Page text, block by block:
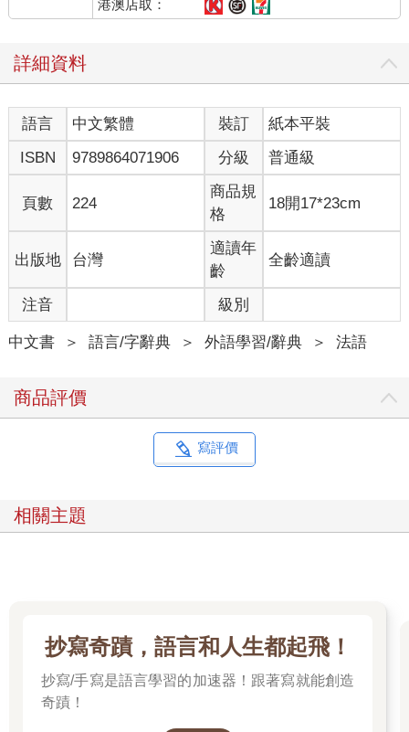
港澳店取：
詳細資料
語言 中文繁體 裝訂
紙本平裝
ISBN
9789864071906 分級 普通級
頁數 224
商品規
格
18開17*23cm
出版地 台灣
適讀年
齡
全齡適讀
注音 級別
中文書 ＞ 語言/字辭典 ＞ 外語學習/辭典 ＞ 法語
商品評價
寫評價
相關主題
抄寫奇蹟，語言和人生都起飛！
抄寫/手寫是語言學習的加速器！跟著寫就能創造
奇蹟！